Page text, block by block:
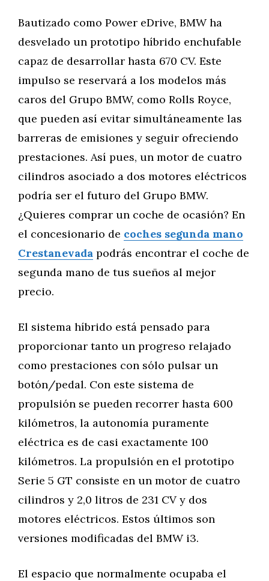
Bautizado como Power eDrive, BMW ha
desvelado un prototipo híbrido enchufable
capaz de desarrollar hasta 670 CV. Este
impulso se reservará a los modelos más
caros del Grupo BMW, como Rolls Royce,
que pueden así evitar simultáneamente las
barreras de emisiones y seguir ofreciendo
prestaciones. Así pues, un motor de cuatro
cilindros asociado a dos motores eléctricos
podría ser el futuro del Grupo BMW.
¿Quieres comprar un coche de ocasión? En
el concesionario de coches segunda mano
Crestanevada podrás encontrar el coche de
segunda mano de tus sueños al mejor
precio.
El sistema híbrido está pensado para
proporcionar tanto un progreso relajado
como prestaciones con sólo pulsar un
botón/pedal. Con este sistema de
propulsión se pueden recorrer hasta 600
kilómetros, la autonomía puramente
eléctrica es de casi exactamente 100
kilómetros. La propulsión en el prototipo
Serie 5 GT consiste en un motor de cuatro
cilindros y 2,0 litros de 231 CV y dos
motores eléctricos. Estos últimos son
versiones modificadas del BMW i3.
El espacio que normalmente ocupaba el